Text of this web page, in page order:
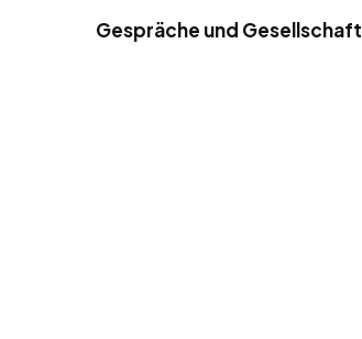
Gespräche und Gesellschaft